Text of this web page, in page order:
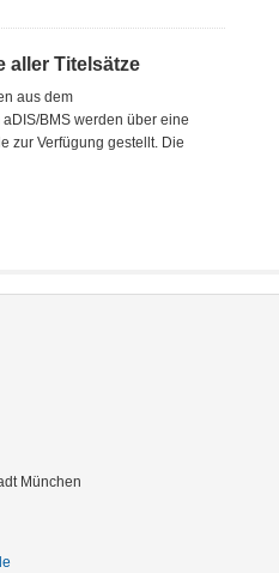
aller Titelsätze
aus dem
BMS werden über eine
zur Verfügung gestellt. Die
München